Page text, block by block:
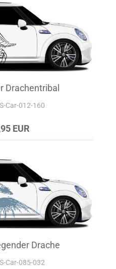
Drachentribal
Car-012-160
EUR
Drache
Car-085-032